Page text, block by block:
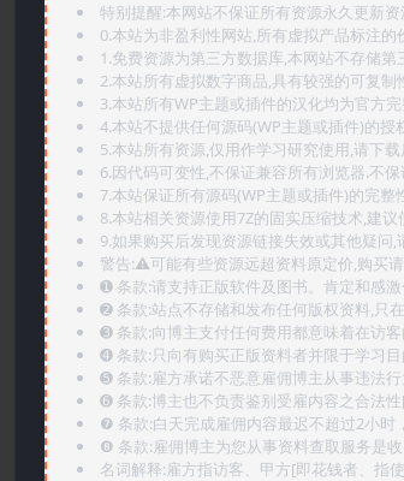
特别提醒:本网站不保证所有资源永久更新
0.本站为非盈利性网站,所有虚拟产品标注
1.免费资源为第三方数据库,本网站不存储
2.本站所有虚拟数字商品,具有较强的可复
3.本站所有WP主题或插件的汉化均为官方
4.本站不提供任何源码(WP主题或插件)的
5.本站所有资源,仅用作学习研究使用,请下
6.因代码可变性,不保证兼容所有浏览器.不
7.本站保证所有源码(WP主题或插件)的完
8.本站相关资源使用7Z的固实压缩技术,建
9.如果购买后发现资源链接失效或其他疑问
警告:⚠️可能有些资源远超资料原定价,购买
➊️ 条款:请支持正版软件及图书。肯定和感
➋️ 条款:站点不存储和发布任何版权资料,只
➌️ 条款:向博主支付任何费用都意味着在访
➍️ 条款:只向有购买正版资料者并限于学习
➎ 条款:雇方承诺不恶意雇佣博主从事违法
➏️ 条款:博主也不负责鉴别受雇内容之合法
❼ 条款:白天完成雇佣内容最迟不超过2小时
❽ 条款:雇佣博主为您从事资料查取服务是
名词解释:雇方指访客、甲方[即花钱者、指